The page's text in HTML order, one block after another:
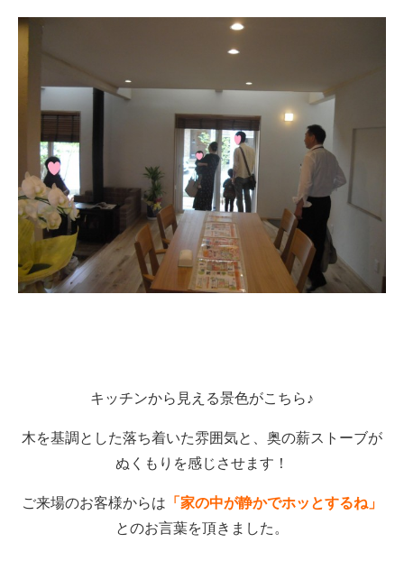
キッチンから見える景色がこちら♪
木を基調とした落ち着いた雰囲気と、奥の薪ストーブが
ぬくもりを感じさせます！
ご来場のお客様からは 「家の中が静かでホッとするね」
とのお言葉を頂きました。